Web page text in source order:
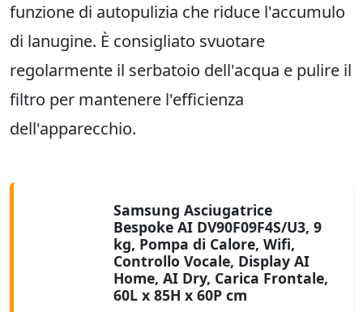
funzione di autopulizia che riduce l'accumulo
di lanugine. È consigliato svuotare
regolarmente il serbatoio dell'acqua e pulire il
filtro per mantenere l'efficienza
dell'apparecchio.
Samsung Asciugatrice
Bespoke AI DV90F09F4S/U3, 9
kg, Pompa di Calore, Wifi,
Controllo Vocale, Display AI
Home, AI Dry, Carica Frontale,
60L x 85H x 60P cm